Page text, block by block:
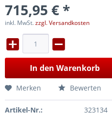
715,95 € *
inkl. MwSt.zzgl. Versandkosten
In den Warenkorb
Merken Bewerten
Artikel-Nr.:
323134